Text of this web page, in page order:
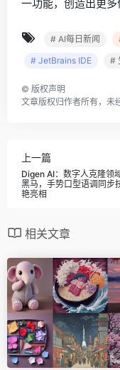
一功能，创造出更多
# AI每日新闻
# JetBrains IDE
#
© 版权声明
文章版权归作者所有，未
上一篇
Digen AI：数字人克隆领
黑马，手势口型语调同步
艳亮相
相关文章